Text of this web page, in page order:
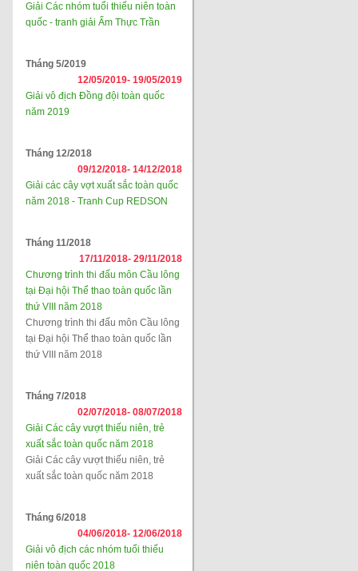
Giải Các nhóm tuổi thiếu niên toàn
quốc - tranh giải Ẩm Thực Trần
Tháng 5/2019
12/05/2019- 19/05/2019
Giải vô địch Đồng đội toàn quốc
năm 2019
Tháng 12/2018
09/12/2018- 14/12/2018
Giải các cây vợt xuất sắc toàn quốc
năm 2018 - Tranh Cup REDSON
Tháng 11/2018
17/11/2018- 29/11/2018
Chương trình thi đấu môn Cầu lông
tại Đại hội Thể thao toàn quốc lần
thứ VIII năm 2018
Chương trình thi đấu môn Cầu lông
tại Đại hội Thể thao toàn quốc lần
thứ VIII năm 2018
Tháng 7/2018
02/07/2018- 08/07/2018
Giải Các cây vượt thiếu niên, trẻ
xuất sắc toàn quốc năm 2018
Giải Các cây vượt thiếu niên, trẻ
xuất sắc toàn quốc năm 2018
Tháng 6/2018
04/06/2018- 12/06/2018
Giải vô địch các nhóm tuổi thiếu
niên toàn quốc 2018